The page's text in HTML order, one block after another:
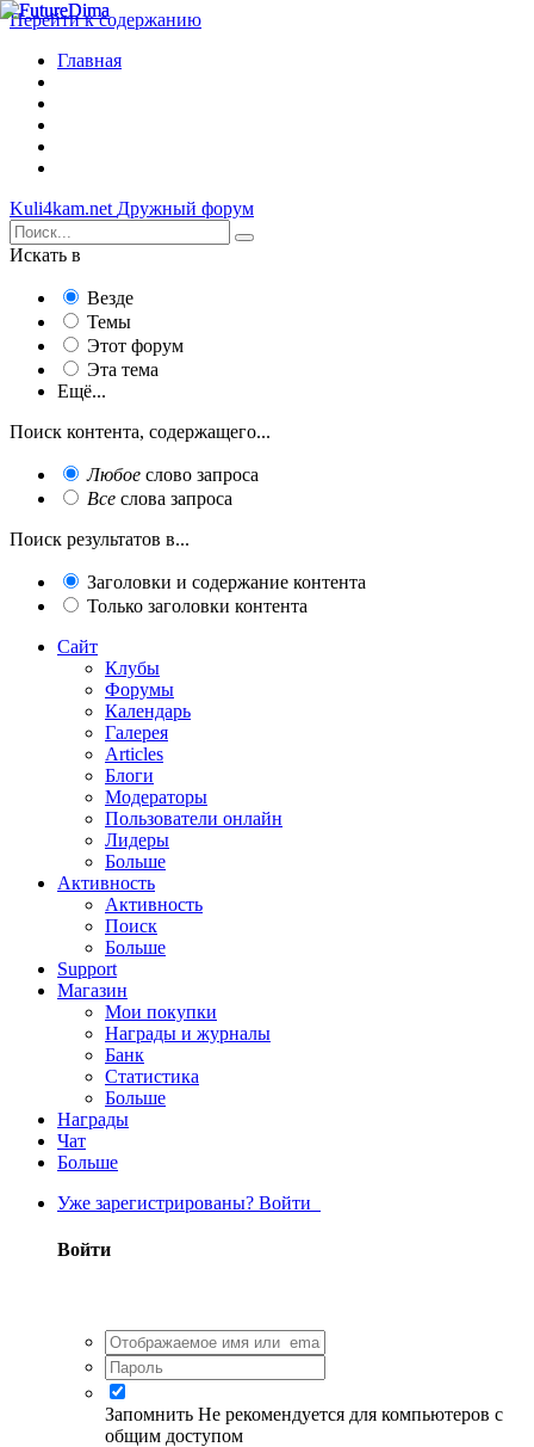
Перейти к содержанию
Главная
Kuli4kam.net Дружный форум
Искать в
Везде
Темы
Этот форум
Эта тема
Ещё...
Поиск контента, содержащего...
Любое слово запроса
Все слова запроса
Поиск результатов в...
Заголовки и содержание контента
Только заголовки контента
Сайт
Клубы
Форумы
Календарь
Галерея
Articles
Блоги
Модераторы
Пользователи онлайн
Лидеры
Больше
Активность
Активность
Поиск
Больше
Support
Магазин
Мои покупки
Награды и журналы
Банк
Статистика
Больше
Награды
Чат
Больше
Уже зарегистрированы? Войти
Войти
Запомнить Не рекомендуется для компьютеров с
общим доступом